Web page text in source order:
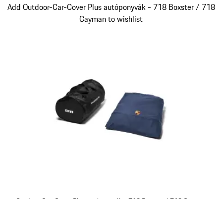
Add Outdoor-Car-Cover Plus autóponyvák - 718 Boxster / 718
Cayman to wishlist
Dia 4/5